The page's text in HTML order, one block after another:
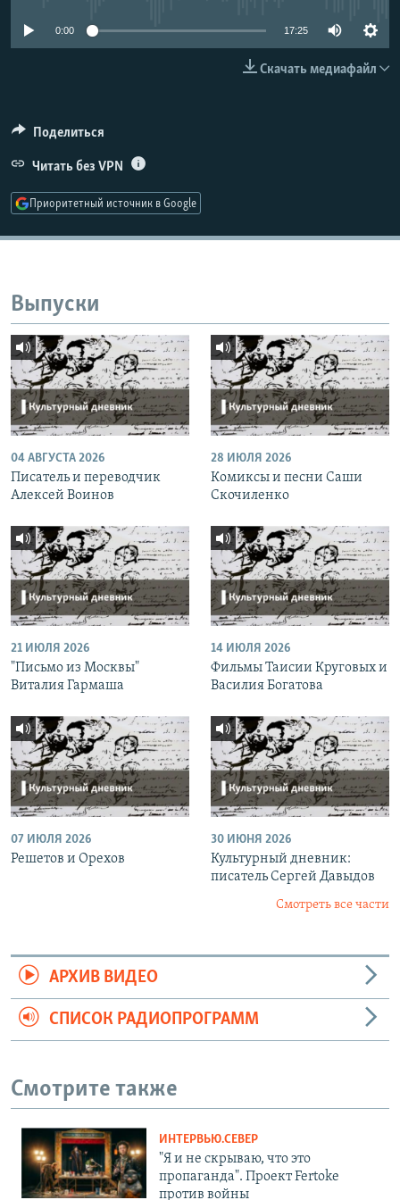
ПОДПИШИТЕСЬ НА РАССЫЛКУ
Все сайты РСЕ/РС
0:00 17:25
Скачать медиафайл
Поделиться
Читать без VPN
Приоритетный источник в Google
Выпуски
04 АВГУСТА 2026
Писатель и переводчик
Алексей Воинов
28 ИЮЛЯ 2026
Комиксы и песни Саши
Скочиленко
21 ИЮЛЯ 2026
"Письмо из Москвы"
Виталия Гармаша
14 ИЮЛЯ 2026
Фильмы Таисии Круговых и
Василия Богатова
07 ИЮЛЯ 2026
Решетов и Орехов
30 ИЮНЯ 2026
Культурный дневник:
писатель Сергей Давыдов
Смотреть все части
АРХИВ ВИДЕО
СПИСОК РАДИОПРОГРАММ
Смотрите также
ИНТЕРВЬЮ.СЕВЕР
"Я и не скрываю, что это
пропаганда". Проект Fertoke
против войны